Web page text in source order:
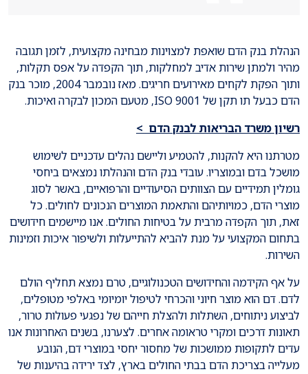
הנהלת בנק הדם שואפת למצוינות מבחינה מקצועית, לזמן תגובה
מהיר ולמתן שירות אדיב למחלקות, תוך הקפדה על אפס תקלות,
ותוך הפקת לקחים מאירועים חריגים. מאז נובמבר 2004, מוכר בנק
הדם כבעל תו תקן של ISO 9001, מטעם המכון לבקרה ואיכות.
רשיון משרד הבריאות לבנק הדם >
מטרתנו היא להקנות, להטמיע וליישם נהלים עדכניים לשימוש
מושכל בדם ובמוצריו. עובדי בנק הדם והנהלתו נמצאים ביחסי
גומלין תמידיים עם הצוותים הסיעודיים והרפואיים, באשר לסוג
מוצרי הדם, כמויותיהם והתאמת המוצרים הנכונים לחולים. כל
זאת, תוך הקפדה מרבית על בטיחות החולים. אנו מיישמים חידושים
בתחום המקצועי על מנת להביא להתייעלות ולשיפור איכות וזמינות
השירות.
על אף הקידמה והחידושים הטכנולוגיים, טרם נמצא תחליף הולם
לדם. דם הוא מוצר חיוני והכרחי לטיפול יומיומי באלפי מטופלים,
לביצוע ניתוחים, השתלות ולהצלת חייהם של נפגעי פעולות טרור,
תאונות דרכים ומקרי טראומה אחרים. לצערנו, בשנים האחרונות אנו
עדים לתקופות ממושכות של מחסור יחסי במוצרי דם, הנובע
מעלייה בצריכת הדם בבתי החולים בארץ, לצד ירידה בהיענות של